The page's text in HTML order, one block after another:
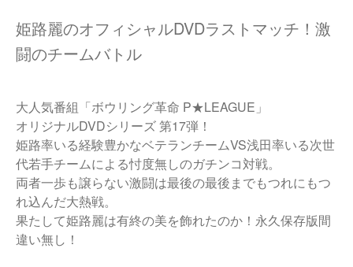
姫路麗のオフィシャルDVDラストマッチ！激
闘のチームバトル
大人気番組「ボウリング革命 P★LEAGUE」
オリジナルDVDシリーズ 第17弾！
姫路率いる経験豊かなベテランチームVS浅田率いる次世
代若手チームによる忖度無しのガチンコ対戦。
両者一歩も譲らない激闘は最後の最後までもつれにもつ
れ込んだ大熱戦。
果たして姫路麗は有終の美を飾れたのか！永久保存版間
違い無し！